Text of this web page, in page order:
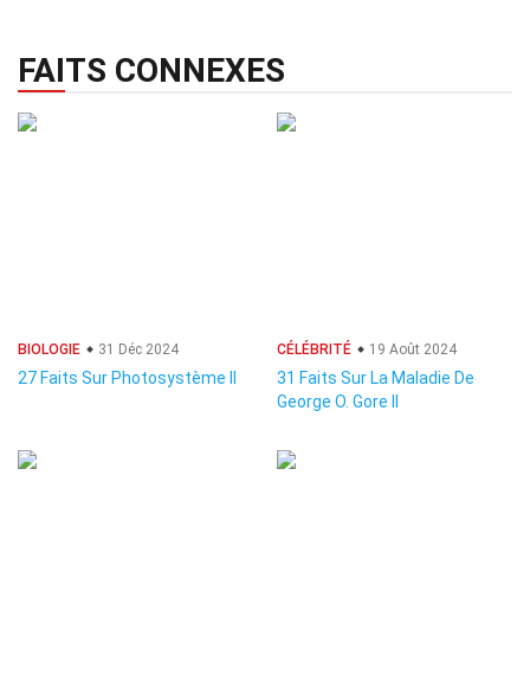
FAITS CONNEXES
BIOLOGIE 31 Déc 2024
27 Faits Sur Photosystème II
CÉLÉBRITÉ 19 Août 2024
31 Faits Sur La Maladie De
George O. Gore II